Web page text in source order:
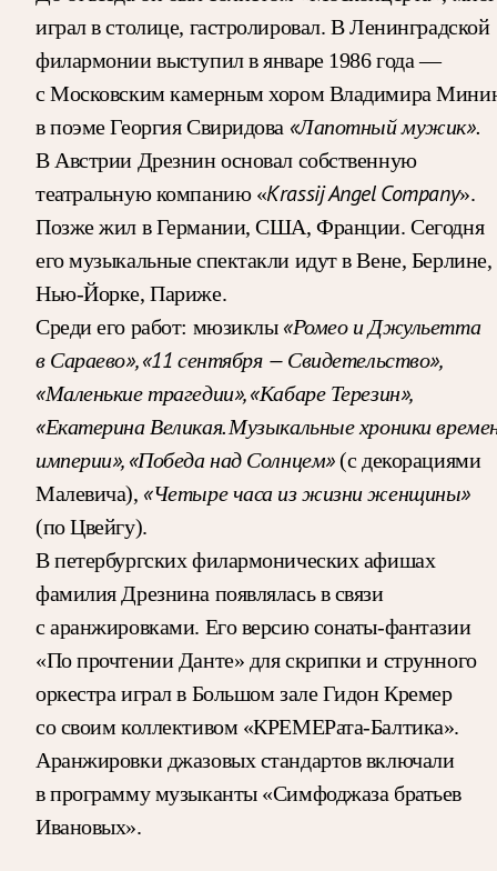
играл в столице, гастролировал. В Ленинградской
филармонии выступил в январе 1986 года —
с Московским камерным хором Владимира
в поэме Георгия Свиридова «Лапотный мужик».
В Австрии Дрезнин основал собственную
театральную компанию «Krassij Angel Company».
Позже жил в Германии, США, Франции. Сегодня
его музыкальные спектакли идут в Вене, Берлине,
Нью-Йорке, Париже.
Среди его работ: мюзиклы «Ромео и Джульетта
в Сараево», «11 сентября — Свидетельство»,
«Маленькие трагедии», «Кабаре Терезин»,
«Екатерина Великая. Музыкальные хроники
империи», «Победа над Солнцем»(с декорациями
Малевича), «Четыре часа из жизни женщины»
(по Цвейгу).
В петербургских филармонических афишах
фамилия Дрезнина появлялась в связи
с аранжировками. Его версию сонаты-фантазии
«По прочтении Данте» для скрипки и струнного
оркестра играл в Большом зале Гидон Кремер
со своим коллективом «КРЕМЕРата-Балтика».
Аранжировки джазовых стандартов включали
в программу музыканты «Симфоджаза братьев
Ивановых».